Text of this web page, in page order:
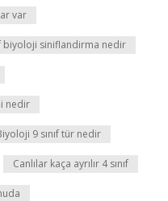
var
biyoloji siniflandirma nedir
nedir
9 sınıf tür nedir
Canlılar kaça ayrılır 4 sınıf